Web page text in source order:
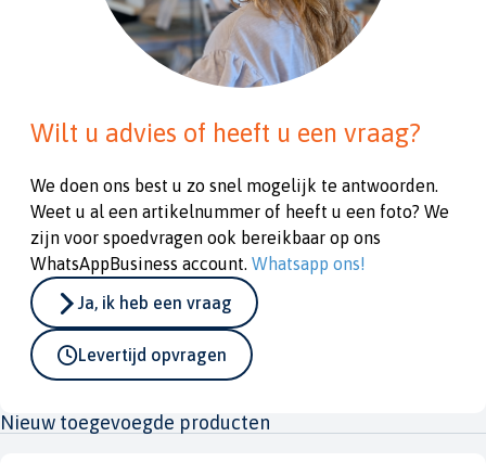
Wilt u advies of heeft u een vraag?
We doen ons best u zo snel mogelijk te antwoorden.
Weet u al een artikelnummer of heeft u een foto? We
zijn voor spoedvragen ook bereikbaar op ons
WhatsAppBusiness account. Whatsapp ons!
Ja, ik heb een vraag
Levertijd opvragen
Nieuw toegevoegde producten